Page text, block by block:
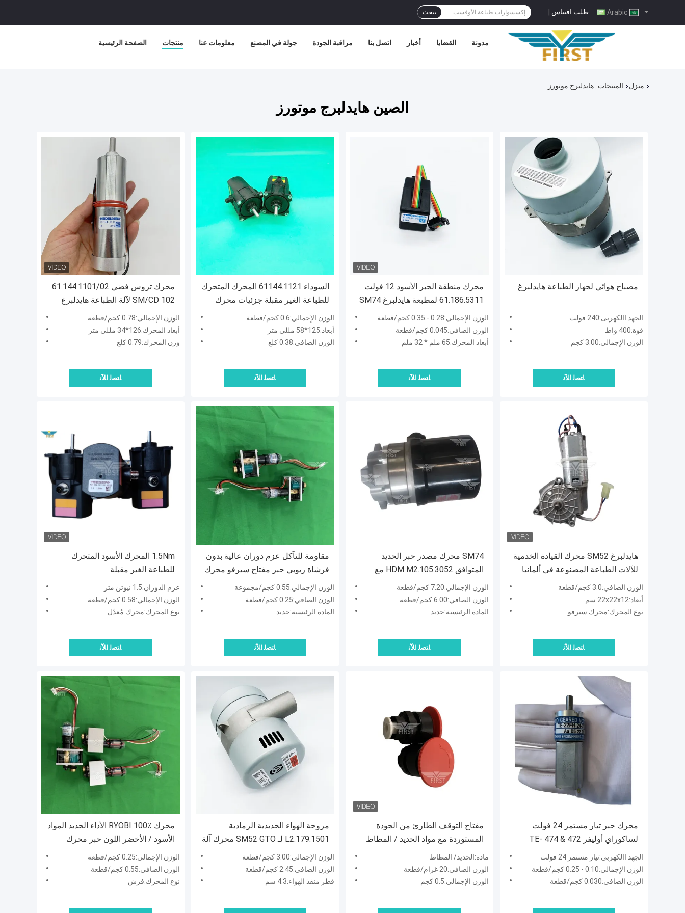
طلب اقتباس | يبحث
الصفحة الرئيسية منتجات معلومات عنا جولة في المصنع مراقبة الجودة اتصل بنا أخبار القضايا مدونة
منزل المنتجات هايدلبرج موتورز
الصين هايدلبرج موتورز
محرك تروس فضي 61.144.1101/02
SM/CD 102 لآلة الطباعة هايدلبرغ
الوزن الإجمالي:0.78 كجم/قطعة
أبعاد المحرك:126*34 مللي متر
وزن المحرك:0.79 كلغ
ﺎﺘﺼﻟ ﺍﻶﻧ
السوداء 61144.1121 المحرك المتحرك
للطباعة الغير مقبلة جزئيات محرك
هايدلبرغ
الوزن الإجمالي:0.6 كجم/قطعة
أبعاد:125*58 مللي متر
الوزن الصافي:0.38 كلغ
ﺎﺘﺼﻟ ﺍﻶﻧ
محرك منطقة الحبر الأسود 12 فولت
61.186.5311 لمطبعة هايدلبرغ SM74
SM52 SM102
الوزن الإجمالي:0.28 - 0.35 كجم/قطعة
الوزن الصافي:0.045 كجم/قطعة
أبعاد المحرك:65 ملم * 32 ملم
ﺎﺘﺼﻟ ﺍﻶﻧ
مصباح هوائي لجهاز الطباعة هايدلبرغ
الجهد االكهربى:240 فولت
قوة:400 واط
الوزن الإجمالي:3.00 كجم
ﺎﺘﺼﻟ ﺍﻶﻧ
1.5Nm المحرك الأسود المتحرك
للطباعة الغير مقبلة
عزم الدوران:1.5 نيوتن متر
الوزن الإجمالي:0.58 كجم/قطعة
نوع المحرك:محرك مُعدّل
ﺎﺘﺼﻟ ﺍﻶﻧ
مقاومة للتآكل عزم دوران عالية بدون
فرشاة ريوبي حبر مفتاح سيرفو محرك
للآلات الطباعة
الوزن الإجمالي:0.55 كجم/مجموعة
الوزن الصافي:0.25 كجم/قطعة
المادة الرئيسية:حديد
ﺎﺘﺼﻟ ﺍﻶﻧ
SM74 محرك مصدر حبر الحديد
المتوافق HDM M2.105.3052 مع
ضمان لمدة سنة واحدة
الوزن الإجمالي:7.20 كجم/قطعة
الوزن الصافي:6.00 كجم/قطعة
المادة الرئيسية:حديد
ﺎﺘﺼﻟ ﺍﻶﻧ
هايدلبرغ SM52 محرك القيادة الخدمية
للآلات الطباعة المصنوعة في ألمانيا
الوزن الصافي:3.0 كجم/قطعة
أبعاد:22x22x12 سم
نوع المحرك:محرك سيرفو
ﺎﺘﺼﻟ ﺍﻶﻧ
محرك RYOBI 100٪ الأداء الحديد المواد
الأسود / الأخضر اللون حبر محرك
مفتاح لأجهزة RYOBI
الوزن الإجمالي:0.25 كجم/قطعة
الوزن الصافي:0.55 كجم/قطعة
نوع المحرك:فرش
مروحة الهواء الحديدية الرمادية
L2.179.1501 لـ SM52 GTO محرك آلة
الطباعة هايدلبرغ
الوزن الإجمالي:3.00 كجم/قطعة
الوزن الصافي:2.45 كجم/قطعة
قطر منفذ الهواء:4.3 سم
مفتاح التوقف الطارئ من الجودة
المستوردة مع مواد الحديد / المطاط
ووزن صافي 20 غرامًا / قطعة لآلات
هايدلبرغ
مادة:الحديد/ المطاط
الوزن الصافي:20 غرام/قطعة
الوزن الإجمالي:0.5 كجم
محرك حبر تيار مستمر 24 فولت
لساكوراي أوليفر 472 & 474 TE-
22FH-24-200 جودة تم اختبارها 100%
الجهد االكهربى:تيار مستمر 24 فولت
الوزن الإجمالي:0.10 - 0.25 كجم/قطعة
الوزن الصافي:0.030 كجم/قطعة